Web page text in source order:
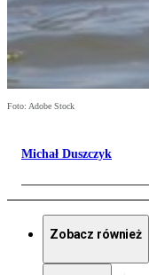
Foto: Adobe Stock
Michał Duszczyk
Zobacz również